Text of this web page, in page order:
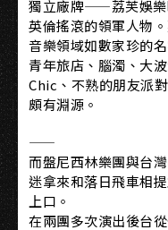
獨立廠牌——荔芙娛樂
英倫搖滾的領軍人物
音樂領域如數家珍的
青年旅店、腦濁、大
Chic、不熟的朋友派
頗有淵源。
——
而盤尼西林樂團與台
迷拿來和落日飛車相
上口。
在兩團多次演出後台